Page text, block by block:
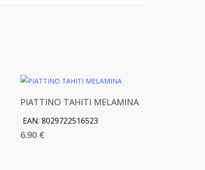
Aggiungi Al Carrello
PIATTINO TAHITI MELAMINA
EAN: 8029722516523
6.90 €